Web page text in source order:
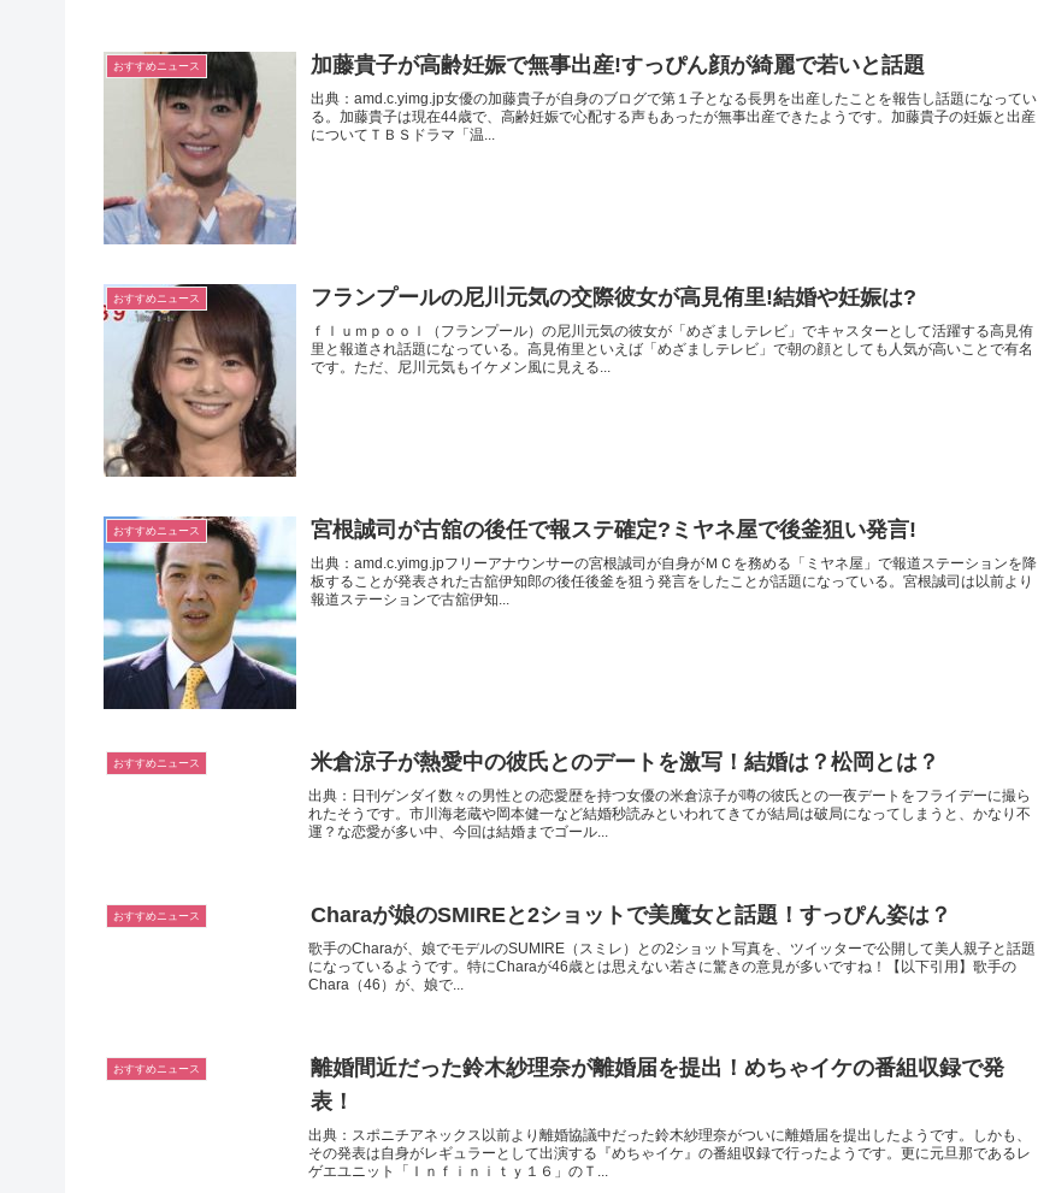
おすすめニュース 加藤貴子が高齢妊娠で無事出産!すっぴん顔が綺麗で若いと話題
出典：amd.c.yimg.jp女優の加藤貴子が自身のブログで第１子となる長男を出産したことを報告し話題になってい
る。加藤貴子は現在44歳で、高齢妊娠で心配する声もあったが無事出産できたようです。加藤貴子の妊娠と出産
についてＴＢＳドラマ「温...
おすすめニュース フランプールの尼川元気の交際彼女が高見侑里!結婚や妊娠は?
ｆｌｕｍｐｏｏｌ（フランプール）の尼川元気の彼女が「めざましテレビ」でキャスターとして活躍する高見侑
里と報道され話題になっている。高見侑里といえば「めざましテレビ」で朝の顔としても人気が高いことで有名
です。ただ、尼川元気もイケメン風に見える...
おすすめニュース 宮根誠司が古舘の後任で報ステ確定?ミヤネ屋で後釜狙い発言!
出典：amd.c.yimg.jpフリーアナウンサーの宮根誠司が自身がＭＣを務める「ミヤネ屋」で報道ステーションを降
板することが発表された古舘伊知郎の後任後釜を狙う発言をしたことが話題になっている。宮根誠司は以前より
報道ステーションで古舘伊知...
おすすめニュース 米倉涼子が熱愛中の彼氏とのデートを激写！結婚は？松岡とは？
出典：日刊ゲンダイ数々の男性との恋愛歴を持つ女優の米倉涼子が噂の彼氏との一夜デートをフライデーに撮ら
れたそうです。市川海老蔵や岡本健一など結婚秒読みといわれてきてが結局は破局になってしまうと、かなり不
運？な恋愛が多い中、今回は結婚までゴール...
おすすめニュース Charaが娘のSMIREと2ショットで美魔女と話題！すっぴん姿は？
歌手のCharaが、娘でモデルのSUMIRE（スミレ）との2ショット写真を、ツイッターで公開して美人親子と話題
になっているようです。特にCharaが46歳とは思えない若さに驚きの意見が多いですね！【以下引用】歌手の
Chara（46）が、娘で...
おすすめニュース
離婚間近だった鈴木紗理奈が離婚届を提出！めちゃイケの番組収録で発
表！
出典：スポニチアネックス以前より離婚協議中だった鈴木紗理奈がついに離婚届を提出したようです。しかも、
その発表は自身がレギュラーとして出演する『めちゃイケ』の番組収録で行ったようです。更に元旦那であるレ
ゲエユニット「Ｉｎｆｉｎｉｔｙ１６」のＴ...